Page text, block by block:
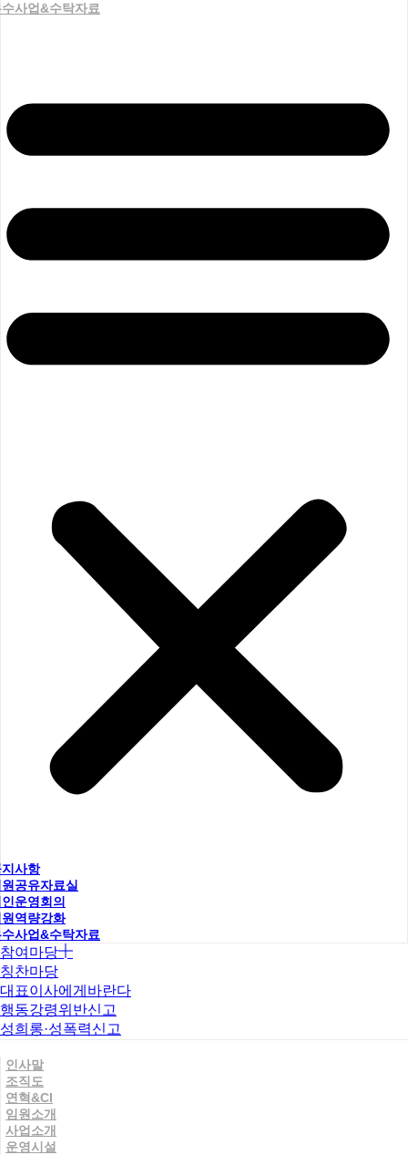
사업&수탁자료
사항
공유자료실
운영회의
역량강화
사업&수탁자료
참여마당
칭찬마당
대표이사에게바란다
행동강령위반신고
성희롱·성폭력신고
인사말
조직도
연혁&CI
임원소개
사업소개
운영시설